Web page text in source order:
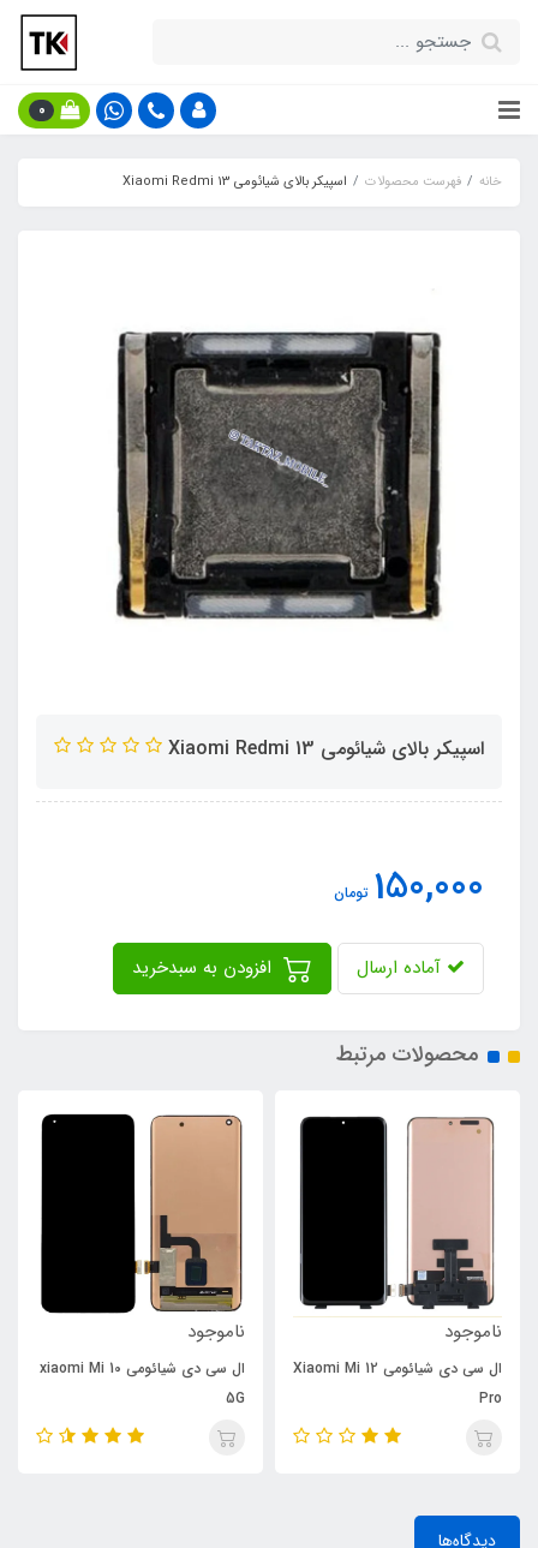
0
خانه فهرست محصولات اسپیکر بالای شیائومی Xiaomi Redmi 13
اسپیکر بالای شیائومی Xiaomi Redmi 13
150,000 تومان
آماده ارسال
محصولات مرتبط
ناموجود
ال سی دی شیائومی Xiaomi Mi 12
Pro
ناموجود
ال سی دی شیائومی xiaomi Mi 10
5G
دیدگاه‌ها